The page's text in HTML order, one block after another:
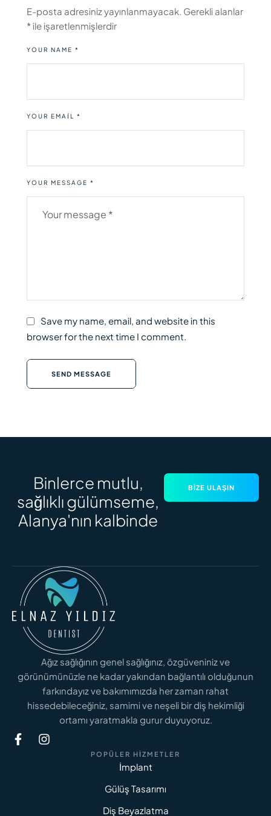
E-posta adresiniz yayınlanmayacak. Gerekli alanlar
* ile işaretlenmişlerdir
YOUR MESSAGE *
YOUR NAME *
YOUR EMAIL *
Save my name, email, and website in this
browser for the next time I comment.
SEND MESSAGE
Binlerce mutlu,
sağlıklı gülümseme,
Alanya'nın kalbinde
BIZE ULAŞIN
Ağız sağlığının genel sağlığınız, özgüveniniz ve
görünümünüzle ne kadar yakından bağlantılı olduğunun
farkındayız ve bakımımızda her zaman rahat
hissedebileceğiniz, samimi ve neşeli bir diş hekimliği
ortamı yaratmakla gurur duyuyoruz.
POPÜLER HIZMETLER
İmplant
Gülüş Tasarımı
Diş Beyazlatma